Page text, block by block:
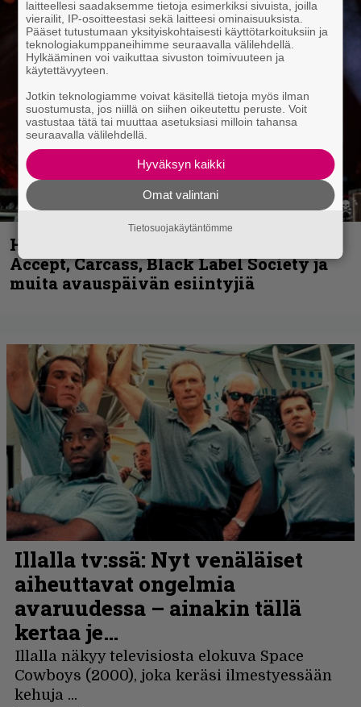
Hellsinki Metal Festival kuvina, osa 1 –
Accept, Carcass, Black Label Society ja
muita avauspäivän esiintyjiä
laitteellesi saadaksemme tietoja esimerkiksi sivuista, joilla
vierailit, IP-osoitteestasi sekä laitteesi ominaisuuksista.
Pääset tutustumaan yksityiskohtaisesti käyttötarkoituksiin ja
teknologiakumppaneihimme seuraavalla välilehdellä.
Hylkääminen voi vaikuttaa sivuston toimivuuteen ja
käytettävyyteen.
Jotkin teknologiamme voivat käsitellä tietoja myös ilman
suostumusta, jos niillä on siihen oikeutettu peruste. Voit
vastustaa tätä tai muuttaa asetuksiasi milloin tahansa
seuraavalla välilehdellä.
Hyväksyn kaikki
Omat valintani
Tietosuojakäytäntömme